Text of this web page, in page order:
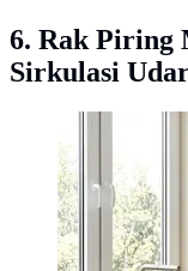
6. Rak Piring
Sirkulasi